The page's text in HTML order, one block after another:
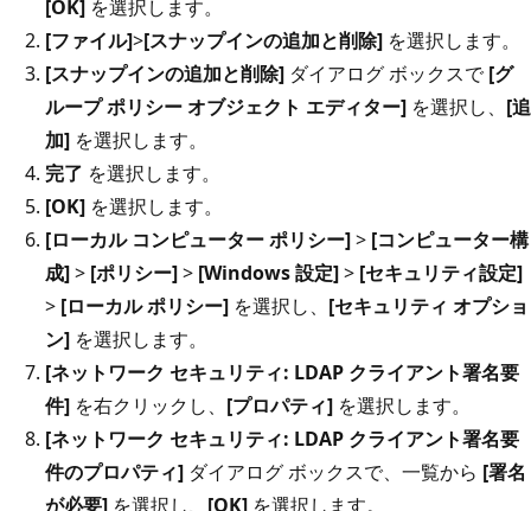
[OK] を選択します。
[ファイル]>[スナップインの追加と削除] を選択します。
[スナップインの追加と削除] ダイアログ ボックスで[グ
ループ ポリシー オブジェクト エディター] を選択し、 [追
加] を選択します。
完了 を選択します。
[OK] を選択します。
[ローカル コンピューター ポリシー]> [コンピューター構
成]> [ポリシー]> [Windows 設定]> [セキュリティ設定]
> [ローカル ポリシー] を選択し、 [セキュリティ オプショ
ン] を選択します。
[ネットワーク セキュリティ: LDAP クライアント署名要
件] を右クリックし、 [プロパティ] を選択します。
[ネットワーク セキュリティ: LDAP クライアント署名要
件のプロパティ] ダイアログ ボックスで、一覧から [署名
が必要] を選択し、 [OK] を選択します。